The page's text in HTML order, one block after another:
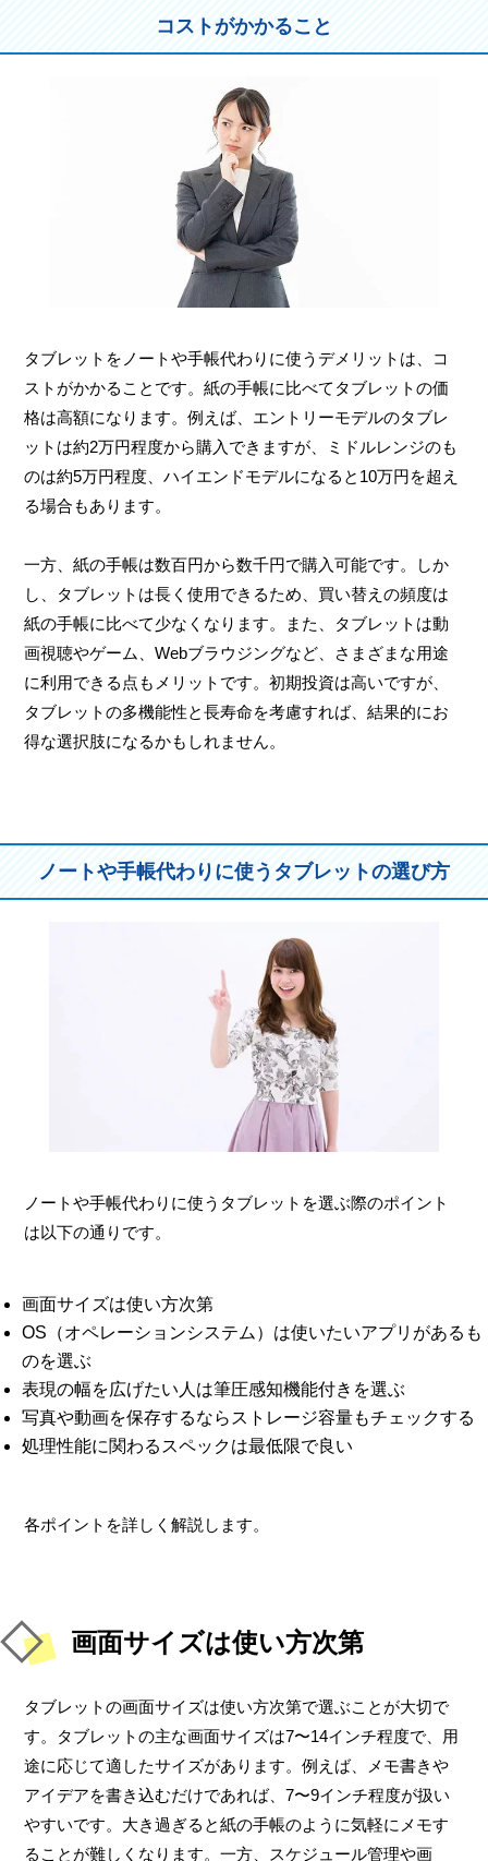
コストがかかること
タブレットをノートや手帳代わりに使うデメリットは、コ
ストがかかることです。紙の手帳に比べてタブレットの価
格は高額になります。例えば、エントリーモデルのタブレ
ットは約2万円程度から購入できますが、ミドルレンジのも
のは約5万円程度、ハイエンドモデルになると10万円を超え
る場合もあります。
一方、紙の手帳は数百円から数千円で購入可能です。しか
し、タブレットは長く使用できるため、買い替えの頻度は
紙の手帳に比べて少なくなります。また、タブレットは動
画視聴やゲーム、Webブラウジングなど、さまざまな用途
に利用できる点もメリットです。初期投資は高いですが、
タブレットの多機能性と長寿命を考慮すれば、結果的にお
得な選択肢になるかもしれません。
ノートや手帳代わりに使うタブレットの選び方
ノートや手帳代わりに使うタブレットを選ぶ際のポイント
は以下の通りです。
画面サイズは使い方次第
OS（オペレーションシステム）は使いたいアプリがあるも
のを選ぶ
表現の幅を広げたい人は筆圧感知機能付きを選ぶ
写真や動画を保存するならストレージ容量もチェックする
処理性能に関わるスペックは最低限で良い
各ポイントを詳しく解説します。
画面サイズは使い方次第
タブレットの画面サイズは使い方次第で選ぶことが大切で
す。タブレットの主な画面サイズは7〜14インチ程度で、用
途に応じて適したサイズがあります。例えば、メモ書きや
アイデアを書き込むだけであれば、7〜9インチ程度が扱い
やすいです。大き過ぎると紙の手帳のように気軽にメモす
ることが難しくなります。一方、スケジュール管理や画